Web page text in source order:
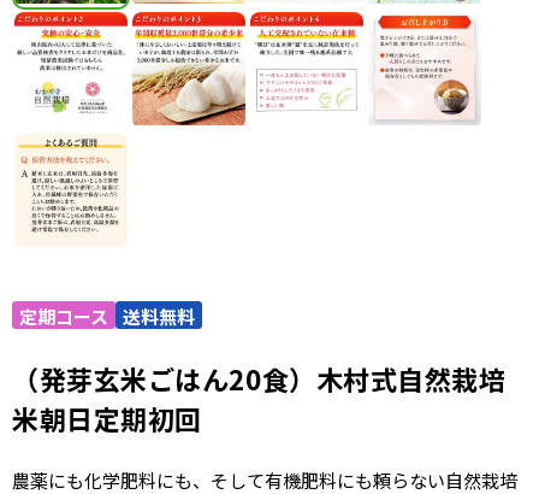
（発芽玄米ごはん20食）木村式自然栽培
米朝日定期初回
農薬にも化学肥料にも、そして有機肥料にも頼らない自然栽培